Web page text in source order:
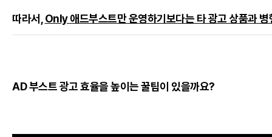
따라서, Only 애드부스트만 운영하기보다는 타 광고 상품과
AD 부스트 광고 효율을 높이는 꿀팁이 있을까요?